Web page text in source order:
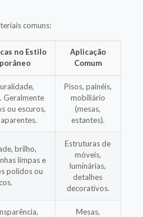
comuns:
no Estilo
Aplicação
Comum
Geralmente
ou escuros,
Pisos, painéis,
mobiliário
(mesas,
estantes).
brilho,
limpas e
polidos ou
Estruturas de
móveis,
luminárias,
detalhes
decorativos.
Mesas,